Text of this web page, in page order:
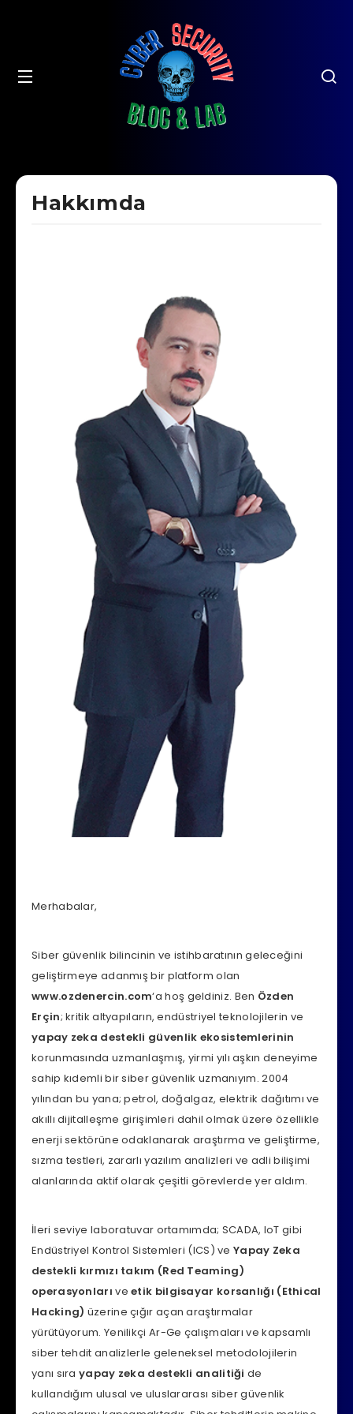
Hakkımda
Merhabalar,
Siber güvenlik bilincinin ve istihbaratının geleceğini
geliştirmeye adanmış bir platform olan
www.ozdenercin.com‘a hoş geldiniz. Ben Özden
Erçin; kritik altyapıların, endüstriyel teknolojilerin ve
yapay zeka destekli güvenlik ekosistemlerinin
korunmasında uzmanlaşmış, yirmi yılı aşkın deneyime
sahip kıdemli bir siber güvenlik uzmanıyım. 2004
yılından bu yana; petrol, doğalgaz, elektrik dağıtımı ve
akıllı dijitalleşme girişimleri dahil olmak üzere özellikle
enerji sektörüne odaklanarak araştırma ve geliştirme,
sızma testleri, zararlı yazılım analizleri ve adli bilişimi
alanlarında aktif olarak çeşitli görevlerde yer aldım.
İleri seviye laboratuvar ortamımda; SCADA, IoT gibi
Endüstriyel Kontrol Sistemleri (ICS) veYapay Zeka
destekli kırmızı takım (Red Teaming)
operasyonları veetik bilgisayar korsanlığı (Ethical
Hacking) üzerine çığır açan araştırmalar
yürütüyorum. Yenilikçi Ar-Ge çalışmaları ve kapsamlı
siber tehdit analizlerle geleneksel metodolojilerin
yanı sıra yapay zeka destekli analitiği de
kullandığım ulusal ve uluslararası siber güvenlik